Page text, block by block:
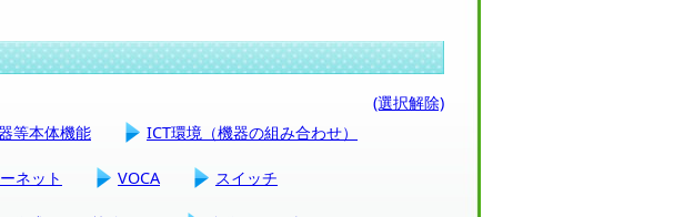
(選択解除)
等本体機能 ICT環境（機器の組み合わせ）
ネット VOCA スイッチ